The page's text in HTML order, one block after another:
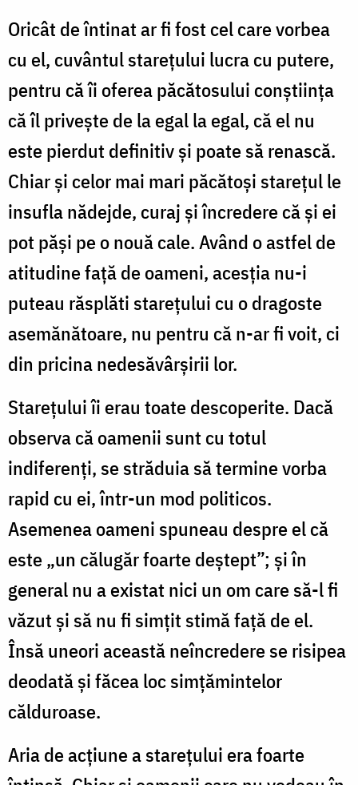
Oricât de întinat ar fi fost cel care vorbea
cu el, cuvântul starețului lucra cu putere,
pentru că îi oferea păcătosului conștiința
că îl privește de la egal la egal, că el nu
este pierdut definitiv și poate să renască.
Chiar și celor mai mari păcătoși starețul le
insufla nădejde, curaj și încredere că și ei
pot păși pe o nouă cale. Având o astfel de
atitudine față de oameni, acesția nu-i
puteau răsplăti starețului cu o dragoste
asemănătoare, nu pentru că n-ar fi voit, ci
din pricina nedesăvârșirii lor.
Starețului îi erau toate descoperite. Dacă
observa că oamenii sunt cu totul
indiferenți, se străduia să termine vorba
rapid cu ei, într-un mod politicos.
Asemenea oameni spuneau despre el că
este „un călugăr foarte deștept”; și în
general nu a existat nici un om care să-l fi
văzut și să nu fi simțit stimă față de el.
Însă uneori această neîncredere se risipea
deodată și făcea loc simțămintelor
călduroase.
Aria de acțiune a starețului era foarte